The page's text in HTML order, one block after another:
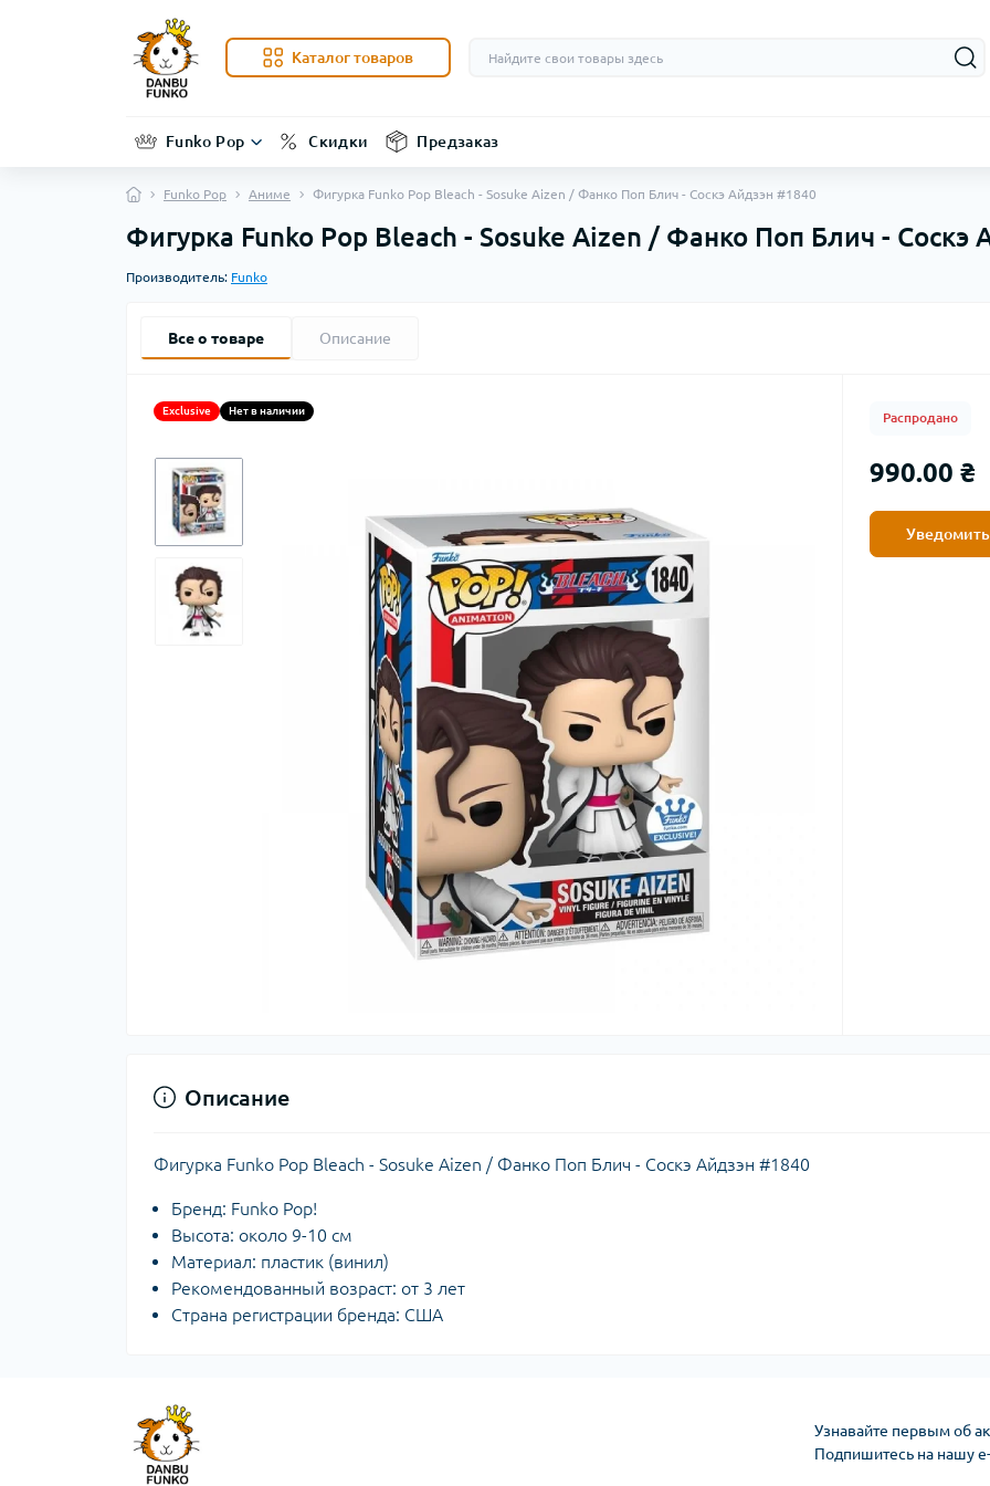
Каталог товаров
Funko Pop Скидки Предзаказ
Funko Pop Аниме Фигурка Funko Pop Bleach - Sosuke Aizen / Фанко Поп Блич - Соскэ Айдзэн #1840
Фигурка Funko Pop Bleach - Sosuke Aizen / Фанко Поп Блич - Соскэ
Производитель: Funko
Все о товаре Описание
Exclusive Нет в наличии Распродано
990.00 ₴
Описание
Фигурка Funko Pop Bleach - Sosuke Aizen / Фанко Поп Блич - Соскэ Айдзэн #1840
Бренд: Funko Pop!
Высота: около 9-10 см
Материал: пластик (винил)
Рекомендованный возраст: от 3 лет
Страна регистрации бренда: США
Узнавайте первым об
Подпишитесь на нашу